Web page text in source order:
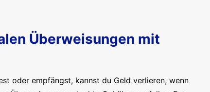
Überweisungen mit
oder empfängst, kannst du Geld verlieren, wenn